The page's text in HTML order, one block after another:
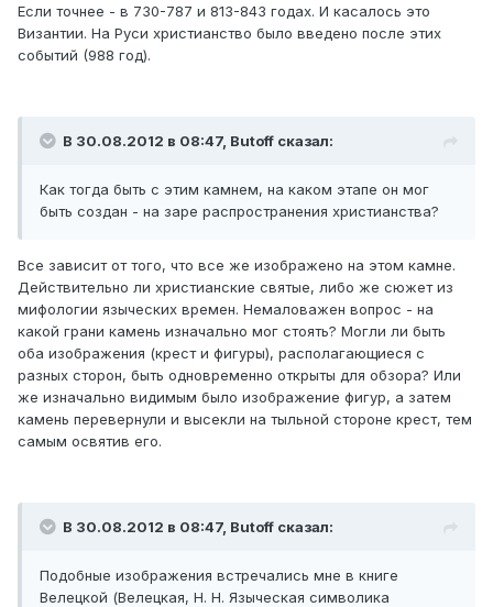
Если точнее - в 730-787 и 813-843 годах. И касалось это
Византии. На Руси христианство было введено после этих
событий (988 год).
В 30.08.2012 в 08:47, Butoff сказал:
Как тогда быть с этим камнем, на каком этапе он мог
быть создан - на заре распространения христианства?
Все зависит от того, что все же изображено на этом камне.
Действительно ли христианские святые, либо же сюжет из
мифологии языческих времен. Немаловажен вопрос - на
какой грани камень изначально мог стоять? Могли ли быть
оба изображения (крест и фигуры), располагающиеся с
разных сторон, быть одновременно открыты для обзора? Или
же изначально видимым было изображение фигур, а затем
камень перевернули и высекли на тыльной стороне крест, тем
самым освятив его.
В 30.08.2012 в 08:47, Butoff сказал:
Подобные изображения встречались мне в книге
Велецкой (Велецкая, Н. Н. Языческая символика